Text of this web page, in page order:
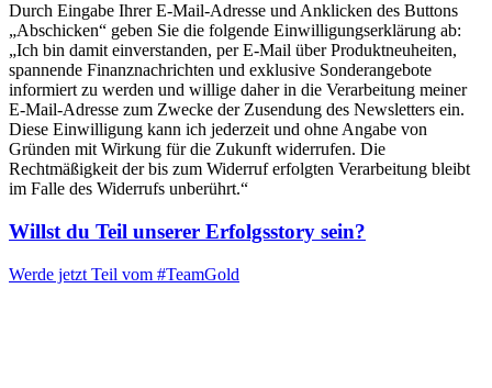
Durch Eingabe Ihrer E-Mail-Adresse und Anklicken des Buttons
„Abschicken“ geben Sie die folgende Einwilligungserklärung ab:
„Ich bin damit einverstanden, per E-Mail über Produktneuheiten,
spannende Finanznachrichten und exklusive Sonderangebote
informiert zu werden und willige daher in die Verarbeitung meiner
E-Mail-Adresse zum Zwecke der Zusendung des Newsletters ein.
Diese Einwilligung kann ich jederzeit und ohne Angabe von
Gründen mit Wirkung für die Zukunft widerrufen. Die
Rechtmäßigkeit der bis zum Widerruf erfolgten Verarbeitung bleibt
im Falle des Widerrufs unberührt.“
Willst du Teil unserer Erfolgsstory sein?
Werde jetzt Teil vom #TeamGold